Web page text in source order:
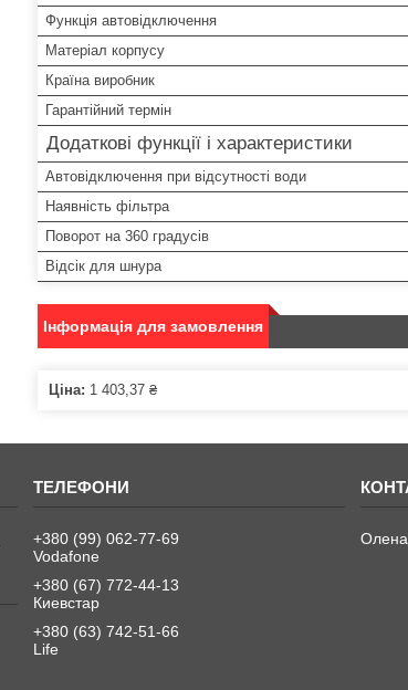
Функція автовідключення
Матеріал корпусу
Країна виробник
Гарантійний термін
Додаткові функції і характеристики
Автовідключення при відсутності води
Наявність фільтра
Поворот на 360 градусів
Відсік для шнура
Інформація для замовлення
Ціна: 1 403,37 ₴
+380 (99) 062-77-69
Vodafone
+380 (67) 772-44-13
Киевстар
+380 (63) 742-51-66
Life
Олена